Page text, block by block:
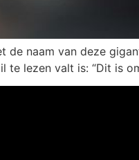
de naam van deze
te lezen valt is: “Dit is